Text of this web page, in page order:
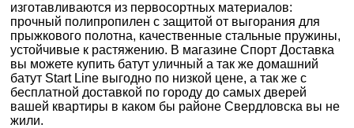
изготавливаются из первосортных материалов:
прочный полипропилен с защитой от выгорания для
прыжкового полотна, качественные стальные пружины,
устойчивые к растяжению. В магазине Спорт Доставка
вы можете купить батут уличный а так же домашний
батут Start Line выгодно по низкой цене, а так же с
бесплатной доставкой по городу до самых дверей
вашей квартиры в каком бы районе Свердловска вы не
жили.